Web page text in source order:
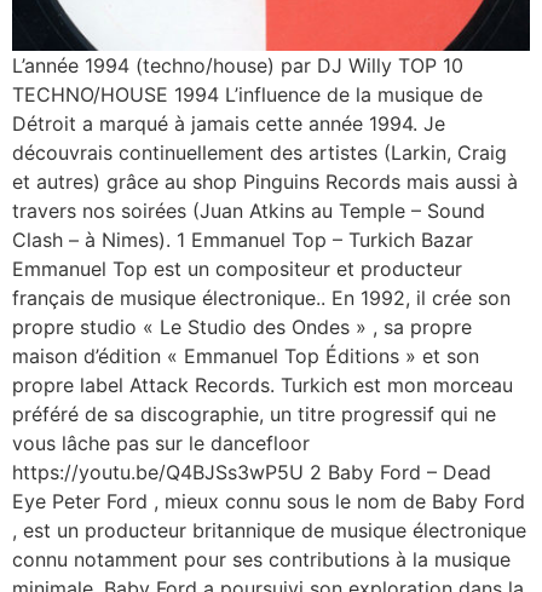
L’année 1994 (techno/house) par DJ Willy TOP 10
TECHNO/HOUSE 1994 L’influence de la musique de
Détroit a marqué à jamais cette année 1994. Je
découvrais continuellement des artistes (Larkin, Craig
et autres) grâce au shop Pinguins Records mais aussi à
travers nos soirées (Juan Atkins au Temple – Sound
Clash – à Nimes). 1 Emmanuel Top ‎– Turkich Bazar
Emmanuel Top est un compositeur et producteur
français de musique électronique.. En 1992, il crée son
propre studio « Le Studio des Ondes » , sa propre
maison d’édition « Emmanuel Top Éditions » et son
propre label Attack Records. Turkich est mon morceau
préféré de sa discographie, un titre progressif qui ne
vous lâche pas sur le dancefloor
https://youtu.be/Q4BJSs3wP5U 2 Baby Ford – Dead
Eye Peter Ford , mieux connu sous le nom de Baby Ford
, est un producteur britannique de musique électronique
connu notamment pour ses contributions à la musique